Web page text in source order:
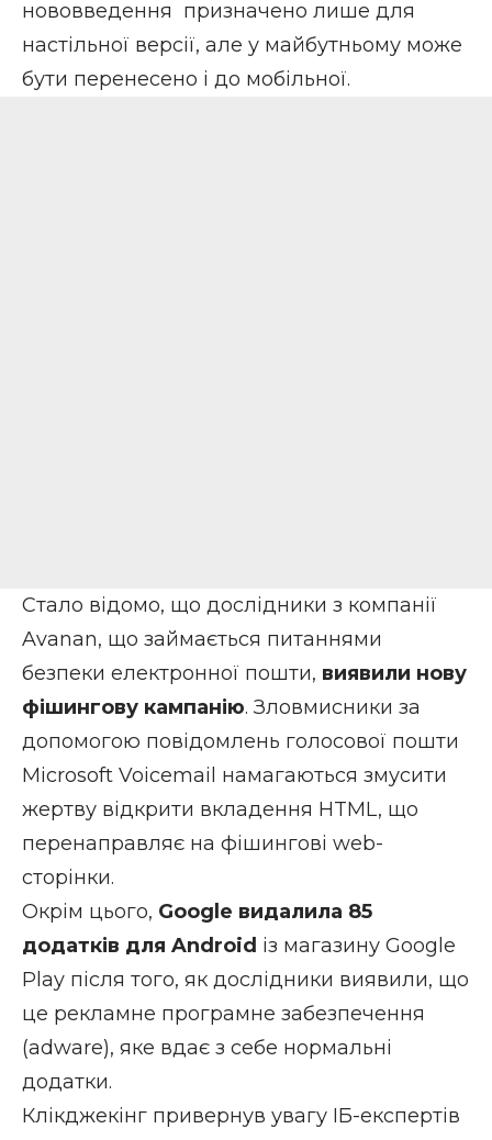
нововведення призначено лише для
настільної версії, але у майбутньому може
бути перенесено і до мобільної.
Стало відомо, що дослідники з компанії
Avanan, що займається питаннями
безпеки електронної пошти, виявили нову
фішингову кампанію. Зловмисники за
допомогою повідомлень голосової пошти
Microsoft Voicemail намагаються змусити
жертву відкрити вкладення HTML, що
перенаправляє на фішингові web-
сторінки.
Окрім цього, Google видалила 85
додатків для Android із магазину Google
Play після того, як дослідники виявили, що
це рекламне програмне забезпечення
(adware), яке вдає з себе нормальні
додатки.
Клікджекінг привернув увагу ІБ-експертів